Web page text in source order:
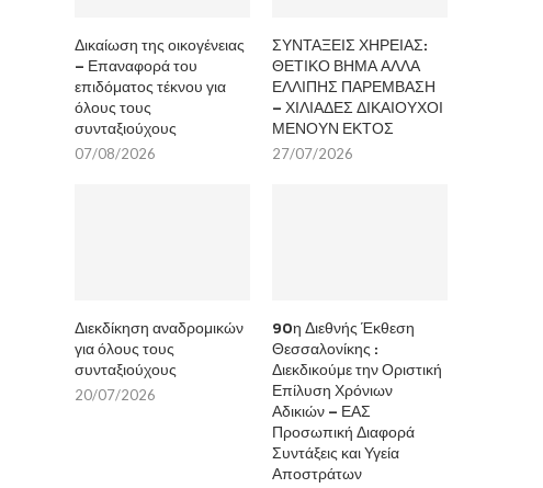
Δικαίωση της οικογένειας
– Επαναφορά του
επιδόματος τέκνου για
όλους τους
συνταξιούχους
07/08/2026
ΣΥΝΤΑΞΕΙΣ ΧΗΡΕΙΑΣ:
ΘΕΤΙΚΟ ΒΗΜΑ ΑΛΛΑ
ΕΛΛΙΠΗΣ ΠΑΡΕΜΒΑΣΗ
– ΧΙΛΙΑΔΕΣ ΔΙΚΑΙΟΥΧΟΙ
ΜΕΝΟΥΝ ΕΚΤΟΣ
27/07/2026
Διεκδίκηση αναδρομικών
για όλους τους
συνταξιούχους
20/07/2026
90η Διεθνής Έκθεση
Θεσσαλονίκης :
Διεκδικούμε την Οριστική
Επίλυση Χρόνιων
Αδικιών – ΕΑΣ
Προσωπική Διαφορά
Συντάξεις και Υγεία
Αποστράτων